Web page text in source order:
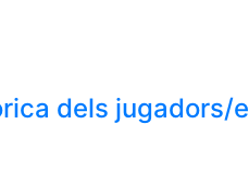
dels jugadors/